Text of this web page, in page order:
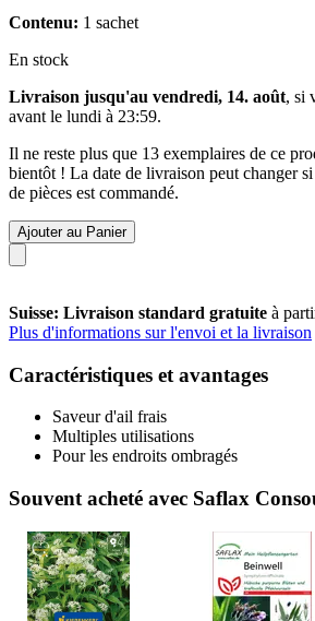
Contenu: 1 sachet
En stock
Livraison jusqu'au vendredi, 14. août, si
avant le lundi à 23:59.
Il ne reste plus que 13 exemplaires de ce
bientôt ! La date de livraison peut changer
de pièces est commandé.
Ajouter au Panier
Suisse: Livraison standard gratuite à
Plus d'informations sur l'envoi et la livraison
Caractéristiques et avantages
Saveur d'ail frais
Multiples utilisations
Pour les endroits ombragés
Souvent acheté avec Saflax